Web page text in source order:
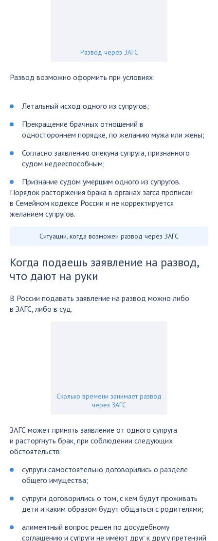
Развод через ЗАГС
Развод возможно оформить при условиях:
Летальный исход одного из супругов;
Прекращение брачных отношений в
одностороннем порядке, по желанию мужа или жены;
Согласно заявлению опекуна супруга, признанного
судом недееспособным;
Признание судом умершим одного из супругов.
Порядок расторжения брака в органах загса прописан
в Семейном кодексе России и не корректируется
желанием супругов.
Ситуации, когда возможен развод через ЗАГС
Когда подаешь заявление на развод,
что дают на руки
В России подавать заявление на развод можно либо
в ЗАГС, либо в суд.
Сколько времени занимает развод
через ЗАГС
ЗАГС может принять заявление от одного супруга
и расторгнуть брак, при соблюдении следующих
обстоятельств:
супруги самостоятельно договорились о разделе
общего имущества;
супруги договорились о том, с кем будут проживать
дети и каким образом будут общаться с родителями;
алиментный вопрос решен по досудебному
соглашению и супруги не имеют друг к другу претензий.